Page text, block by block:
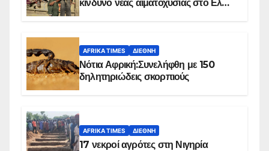
κίνδυνο νέας αιματοχυσίας στο Ελ
AFRIKA TIMES ΔΙΕΘΝΉ
Νότια Αφρική:Συνελήφθη με 150
δηλητηριώδεις σκορπιούς
AFRIKA TIMES ΔΙΕΘΝΉ
17 νεκροί αγρότες στη Νιγηρία